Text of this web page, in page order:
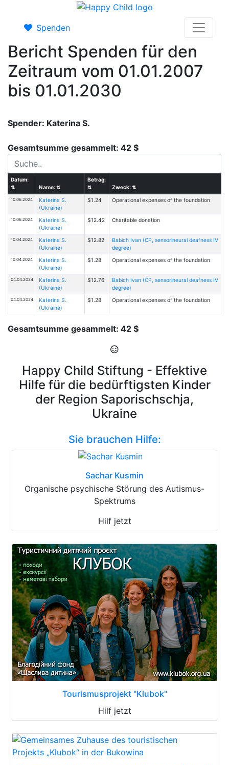
Spenden
Bericht Spenden für den
Zeitraum vom 01.01.2007
bis 01.01.2030
Spender: Katerina S.
Gesamtsumme gesammelt: 42 $
Datum:
⇅
Name:⇅
Betrag:
⇅
Zweck:⇅
10.06.2024
Katerina S.
(Ukraine)
$1.24 Operational expenses of the foundation
10.06.2024
Katerina S.
(Ukraine)
$12.42 Charitable donation
10.04.2024
Katerina S.
(Ukraine)
$12.82
Babich Ivan (CP, sensorineural deafness IV
degree)
10.04.2024
Katerina S.
(Ukraine)
$1.28 Operational expenses of the foundation
04.04.2024
Katerina S.
(Ukraine)
$12.76
Babich Ivan (CP, sensorineural deafness IV
degree)
04.04.2024
Katerina S.
(Ukraine)
$1.28 Operational expenses of the foundation
Gesamtsumme gesammelt: 42 $
Happy Child Stiftung - Effektive
Hilfe für die bedürftigsten Kinder
der Region Saporischschja,
Ukraine
Sie brauchen Hilfe:
Sachar Kusmin
Organische psychische Störung des Autismus-
Spektrums
Hilf jetzt
Tourismusprojekt "Klubok"
Hilf jetzt